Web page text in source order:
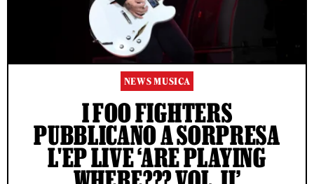
NEWS MUSICA
I FOO FIGHTERS
PUBBLICANO A SORPRESA
L'EP LIVE ‘ARE PLAYING